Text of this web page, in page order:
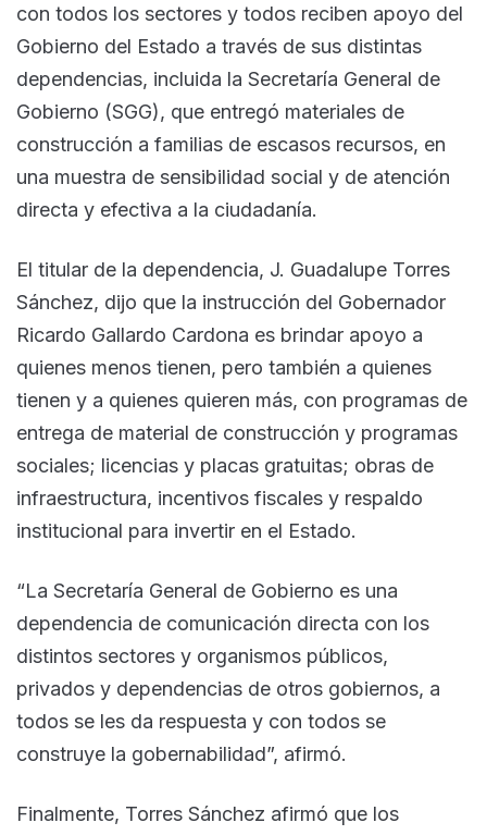
con todos los sectores y todos reciben apoyo del
Gobierno del Estado a través de sus distintas
dependencias, incluida la Secretaría General de
Gobierno (SGG), que entregó materiales de
construcción a familias de escasos recursos, en
una muestra de sensibilidad social y de atención
directa y efectiva a la ciudadanía.
El titular de la dependencia, J. Guadalupe Torres
Sánchez, dijo que la instrucción del Gobernador
Ricardo Gallardo Cardona es brindar apoyo a
quienes menos tienen, pero también a quienes
tienen y a quienes quieren más, con programas de
entrega de material de construcción y programas
sociales; licencias y placas gratuitas; obras de
infraestructura, incentivos fiscales y respaldo
institucional para invertir en el Estado.
“La Secretaría General de Gobierno es una
dependencia de comunicación directa con los
distintos sectores y organismos públicos,
privados y dependencias de otros gobiernos, a
todos se les da respuesta y con todos se
construye la gobernabilidad”, afirmó.
Finalmente, Torres Sánchez afirmó que los